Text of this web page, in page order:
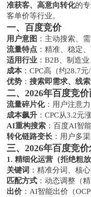
准获客、高意向转化的
客单价等行业。
一、百度竞价
用户意图 ：主动搜索、
流量特点 ：精准、稳定
适用行业 ：B2B、制造
成本：CPC高（约28.7元
优势 ：搜索即需求、线
二、2026年百度竞
流量碎片化：用户注意
成本飙升 ：CPC从3.2元
AI重构搜索 ：百度AI智
转化链路变长 ：用户多
三、2026年百度竞
1. 精细化运营（拒绝粗放
关键词 ：精准分词、核
匹配方式 ：动态调整（
出价 ：AI智能出价（